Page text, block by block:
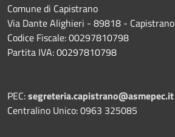
Comune di Capistrano
Via Dante Alighieri - 89818 - Capistrano
Codice Fiscale: 00297810798
Partita IVA: 00297810798
PEC:segreteria.capistrano@asmepec.it
Centralino Unico: 0963 325085